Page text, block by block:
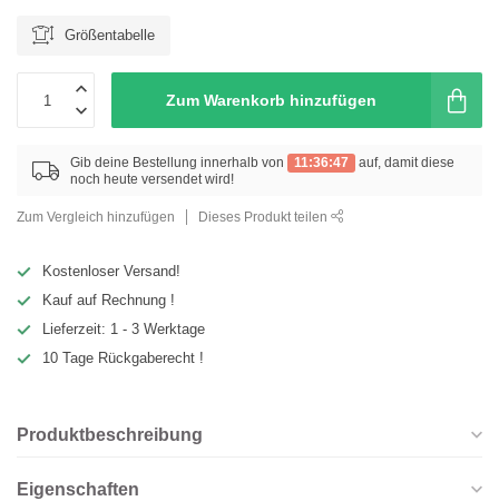
Größentabelle
Zum Warenkorb hinzufügen
Gib deine Bestellung innerhalb von 11:36:46
auf, damit diese
noch heute versendet wird!
Zum Vergleich hinzufügen Dieses Produkt teilen
Kostenloser Versand!
Kauf auf Rechnung !
Lieferzeit: 1 - 3 Werktage
10 Tage Rückgaberecht !
Produktbeschreibung
Eigenschaften